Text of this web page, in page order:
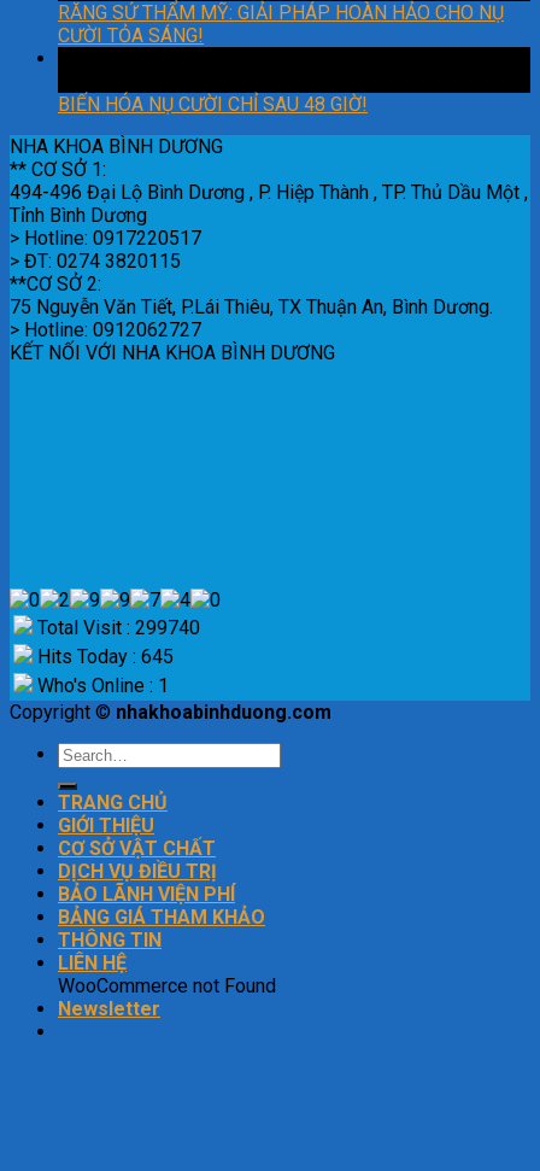
RĂNG SỨ THẨM MỸ: GIẢI PHÁP HOÀN HẢO CHO NỤ
CƯỜI TỎA SÁNG!
BIẾN HÓA NỤ CƯỜI CHỈ SAU 48 GIỜ!
NHA KHOA BÌNH DƯƠNG
** CƠ SỞ 1:
494-496 Đại Lộ Bình Dương , P. Hiệp Thành , TP. Thủ Dầu Một ,
Tỉnh Bình Dương
> Hotline: 0917220517
> ĐT: 0274 3820115
**CƠ SỞ 2:
75 Nguyễn Văn Tiết, P.Lái Thiêu, TX Thuận An, Bình Dương.
> Hotline: 0912062727
KẾT NỐI VỚI NHA KHOA BÌNH DƯƠNG
Total Visit : 299740
Hits Today : 645
Who's Online : 1
Copyright © nhakhoabinhduong.com
TRANG CHỦ
GIỚI THIỆU
CƠ SỞ VẬT CHẤT
DỊCH VỤ ĐIỀU TRỊ
BẢO LÃNH VIỆN PHÍ
BẢNG GIÁ THAM KHẢO
THÔNG TIN
LIÊN HỆ
WooCommerce not Found
Newsletter